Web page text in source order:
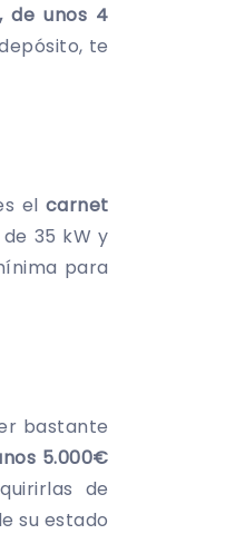
de unos 4
te
el carnet
35 kW y
para
bastante
5.000€
de
su estado